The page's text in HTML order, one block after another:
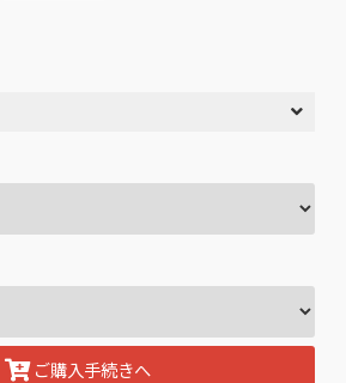
ご購入手続きへ